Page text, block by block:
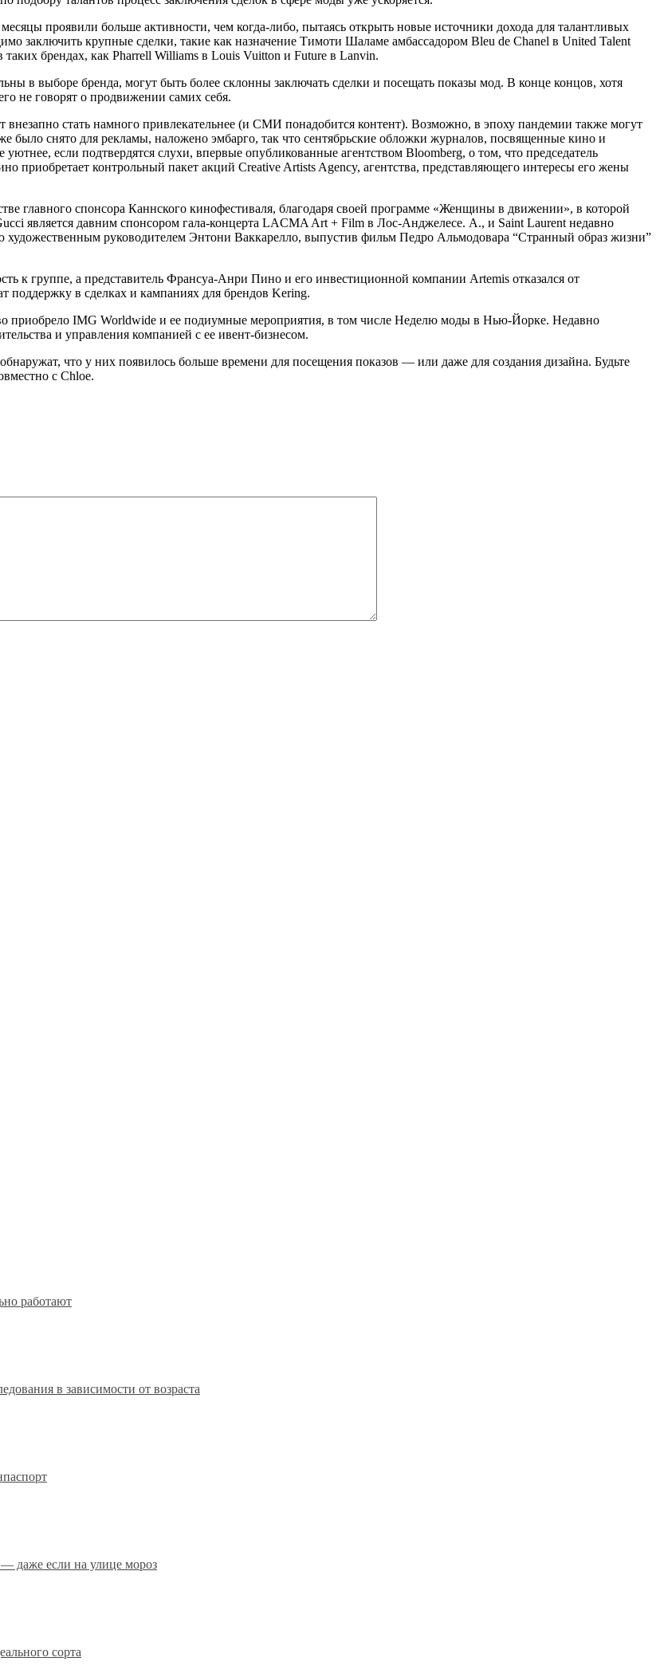
проявили больше активности, чем когда-либо, пытаясь открыть новые источники дохода для талантливых
заключить крупные сделки, такие как назначение Тимоти Шаламе амбассадором Bleu de Chanel в United Talent
брендах, как Pharrell Williams в Louis Vuitton и Future в Lanvin.
в выборе бренда, могут быть более склонны заключать сделки и посещать показы мод. В конце концов, хотя
не говорят о продвижении самих себя.
стать намного привлекательнее (и СМИ понадобится контент). Возможно, в эпоху пандемии также могут
было снято для рекламы, наложено эмбарго, так что сентябрьские обложки журналов, посвященные кино и
если подтвердятся слухи, впервые опубликованные агентством Bloomberg, о том, что председатель
контрольный пакет акций Creative Artists Agency, агентства, представляющего интересы его жены
главного спонсора Каннского кинофестиваля, благодаря своей программе «Женщины в движении», в которой
является давним спонсором гала-концерта LACMA Art + Film в Лос-Анджелесе. A., и Saint Laurent недавно
руководителем Энтони Ваккарелло, выпустив фильм Педро Альмодовара “Странный образ жизни”
к группе, а представитель Франсуа-Анри Пино и его инвестиционной компании Artemis отказался от
поддержку в сделках и кампаниях для брендов Kering.
приобрело IMG Worldwide и ее подиумные мероприятия, в том числе Неделю моды в Нью-Йорке. Недавно
и управления компанией с ее ивент-бизнесом.
что у них появилось больше времени для посещения показов — или даже для создания дизайна. Будьте
с Chloe.
работают
в зависимости от возраста
— даже если на улице мороз
сорта